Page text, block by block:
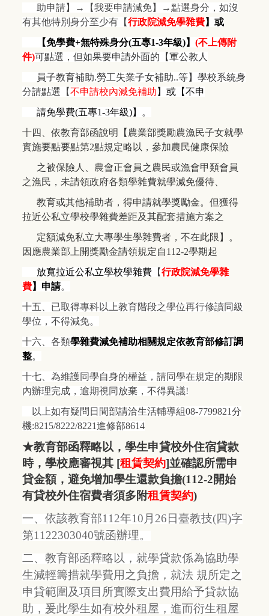
助申請】→【我要申請減免】→點選身分，如沒
有其他特別身分至少有【行政院減免學雜費】或
【免學費+無特殊身分(五專1-3年級)】 (不上傳附
件)可點選，但如果要申請外面的【軍公教人
員子教育補助.勞工失業子女補助..等】學校系統身
分請點選 【不申請校內減免補助 】或【不申
請免學費(五專1-3年級)】 。
十四、 依教育部函說明【農業部獎勵農漁民子女就學
實施要點要點第2點規定略以，參加農民健康保險
之被保險人、農會正會員之農民或漁會甲類會員
之漁民，未請領政府各類學雜費就學減免優待、
教育或其他補助者，得申請就學獎勵金。但獲得
拉近公私立學校學雜費差距及其配套措施方案之
定額減免私立大專學生學雜費者，不在此限】。
因應農業部上開獎勵金請領規定自112-2學期起
放寬拉近公私立學校學雜費 【行政院減免學雜
費】申請。
十五、已取得專科以上教育階段之學位再行修讀同級
學位，不得減免。
十六、各類學雜費減免補助相關規定依教育部修訂調
整。
十七、為維護同學自身的權益，請同學在規定的期限
內辦理完成，逾期視同放棄，不得異議!
以上如有疑問日間部請洽生活輔導組08-7799821分
機:8215/8222/8221進修部8614
★教育部函釋略以，學生申貸校外住宿貸款
時，學校應審視其 [租賃契約]並確認所需申
貸金額，避免增加學生還款負擔(112-2開始
有貸校外住宿費者須多附租賃契約)
一、依該教育部112年10月26日臺教技(四)字
第1122303040號函辦理。
二、教育部函釋略以，就學貸款係為協助學
生減輕籌措就學費用之負擔，就法 規所定之
申貸範圍及項目所實際支出費用給予貸款協
助，爰此學生如有校外租屋，進而衍生租屋